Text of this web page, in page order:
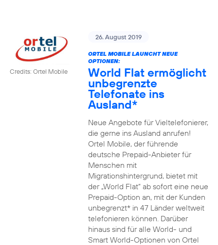
Credits: Ortel Mobile
26. August 2019
ORTEL MOBILE LAUNCHT NEUE
OPTIONEN:
World Flat ermöglicht
unbegrenzte
Telefonate ins
Ausland*
Neue Angebote für Vieltelefonierer,
die gerne ins Ausland anrufen!
Ortel Mobile, der führende
deutsche Prepaid-Anbieter für
Menschen mit
Migrationshintergrund, bietet mit
der „World Flat“ ab sofort eine neue
Prepaid-Option an, mit der Kunden
unbegrenzt* in 47 Länder weltweit
telefonieren können. Darüber
hinaus sind für alle World- und
Smart World-Optionen von Ortel